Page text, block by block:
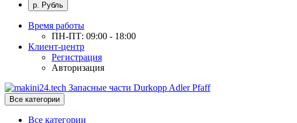
р. Рубль
Время работы
ПН-ПТ: 09:00 - 18:00
Клиент-центр
Регистрация
Авторизация
Все категории
Все категории